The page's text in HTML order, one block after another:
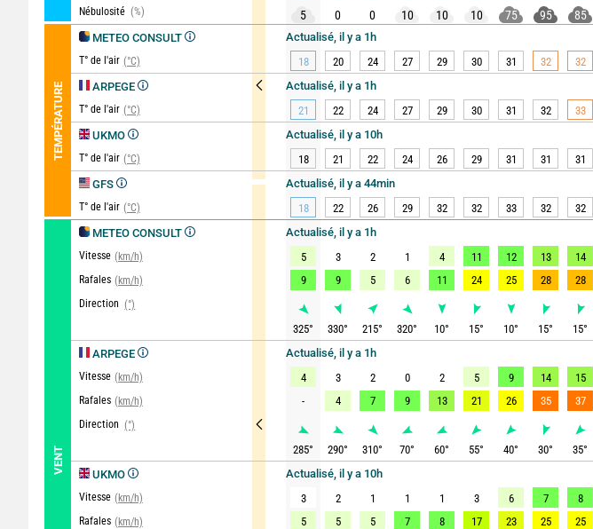
Nébulosité (%)
TEMPÉRATURE
METEO CONSULT
T° de l'air (°C)
ARPEGE
T° de l'air (°C)
UKMO
T° de l'air (°C)
GFS
T° de l'air (°C)
VENT
METEO CONSULT
Vitesse (km/h)
Rafales (km/h)
Direction (°)
ARPEGE
Vitesse (km/h)
Rafales (km/h)
Direction (°)
UKMO
Vitesse (km/h)
Rafales (km/h)
5
0 0 10 10 10 75 95 85
Actualisé, il y a 1h
18
20 24 27 29 30 31 32 32
Actualisé, il y a 1h
21
22 24 27 29 30 31 32 33
Actualisé, il y a 10h
18
21 22 24 26 29 31 31 31
Actualisé, il y a 44min
18
22 26 29 32 32 33 32 32
Actualisé, il y a 1h
5
3 2 1 4 11 12 13 14
9
9 5 6 11 24 25 28 28
325° 330° 215° 320° 10° 15° 10° 15° 15°
Actualisé, il y a 1h
4
3 2 0 2 5 9 14 15
-
4 7 9 13 21 26 35 37
285° 290° 310° 70° 60° 55° 40° 30° 35°
Actualisé, il y a 10h
3
2 1 1 1 3 6 7 8
5
5 5 7 8 17 23 25 25